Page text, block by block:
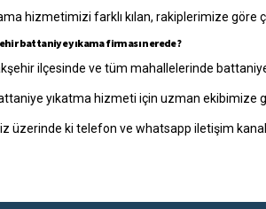
hizmetimizi farklı kılan, rakiplerimize göre
battaniye yıkama firması nerede?
ilçesinde ve tüm mahallelerinde
yıkatma hizmeti için uzman ekibimize
üzerinde ki telefon ve whatsapp iletişim